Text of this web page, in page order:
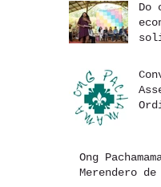
Do
Ong
Merendero